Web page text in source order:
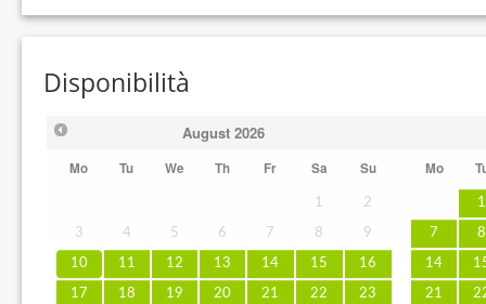
Disponibilità
August 2026
Mo Tu We Th Fr Sa Su
1 2
3 4 5 6 7 8 9
10 11 12 13 14 15 16
17 18 19 20 21 22 23
Mo
1
7 8
14
21